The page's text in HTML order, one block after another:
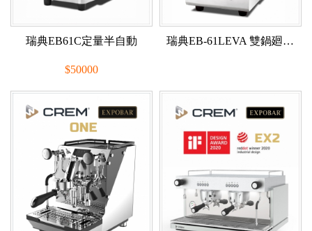
瑞典EB61C定量半自動
$50000
全新機：$40000
瑞典EB-61LEVA 雙鍋廻轉泵